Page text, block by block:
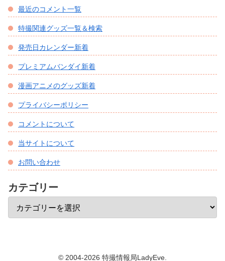
最近のコメント一覧
特撮関連グッズ一覧＆検索
発売日カレンダー新着
プレミアムバンダイ新着
漫画アニメのグッズ新着
プライバシーポリシー
コメントについて
当サイトについて
お問い合わせ
カテゴリー
© 2004-2026 特撮情報局LadyEve.